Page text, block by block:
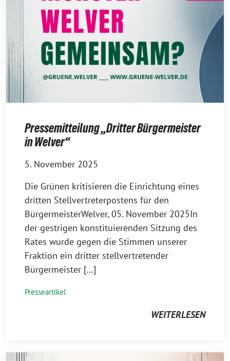
Pressemitteilung „Dritter Bürgermeister
in Welver“
5. November 2025
Die Grünen kritisieren die Einrichtung eines
dritten Stellvertreterpostens für den
BürgermeisterWelver, 05. November 2025In
der gestrigen konstituierenden Sitzung des
Rates wurde gegen die Stimmen unserer
Fraktion ein dritter stellvertretender
Bürgermeister […]
Presseartikel
WEITERLESEN